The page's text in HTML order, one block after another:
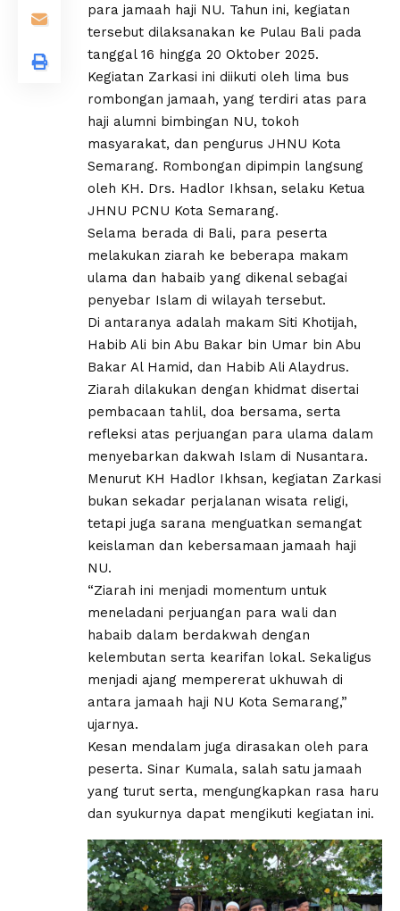
para jamaah haji NU. Tahun ini, kegiatan
tersebut dilaksanakan ke Pulau Bali pada
tanggal 16 hingga 20 Oktober 2025.
Kegiatan Zarkasi ini diikuti oleh lima bus
rombongan jamaah, yang terdiri atas para
haji alumni bimbingan NU, tokoh
masyarakat, dan pengurus JHNU Kota
Semarang. Rombongan dipimpin langsung
oleh KH. Drs. Hadlor Ikhsan, selaku Ketua
JHNU PCNU Kota Semarang.
Selama berada di Bali, para peserta
melakukan ziarah ke beberapa makam
ulama dan habaib yang dikenal sebagai
penyebar Islam di wilayah tersebut.
Di antaranya adalah makam Siti Khotijah,
Habib Ali bin Abu Bakar bin Umar bin Abu
Bakar Al Hamid, dan Habib Ali Alaydrus.
Ziarah dilakukan dengan khidmat disertai
pembacaan tahlil, doa bersama, serta
refleksi atas perjuangan para ulama dalam
menyebarkan dakwah Islam di Nusantara.
Menurut KH Hadlor Ikhsan, kegiatan Zarkasi
bukan sekadar perjalanan wisata religi,
tetapi juga sarana menguatkan semangat
keislaman dan kebersamaan jamaah haji
NU.
“Ziarah ini menjadi momentum untuk
meneladani perjuangan para wali dan
habaib dalam berdakwah dengan
kelembutan serta kearifan lokal. Sekaligus
menjadi ajang mempererat ukhuwah di
antara jamaah haji NU Kota Semarang,”
ujarnya.
Kesan mendalam juga dirasakan oleh para
peserta. Sinar Kumala, salah satu jamaah
yang turut serta, mengungkapkan rasa haru
dan syukurnya dapat mengikuti kegiatan ini.